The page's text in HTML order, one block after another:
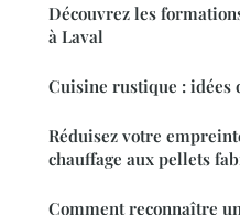
Découvrez les
à Laval
Cuisine rustique : idées
Réduisez votre
chauffage aux pellets
Comment reconnaître